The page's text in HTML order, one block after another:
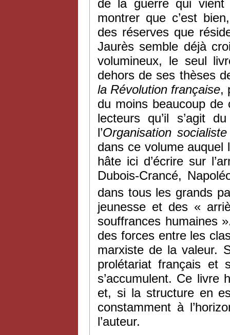
de la guerre qui
montrer que c’est
des réserves que
Jaurès semble déjà
volumineux, le seul
dehors de ses thèses
la Révolution française,
du moins beaucoup
lecteurs qu’il s’agit
l’Organisation
dans ce volume auquel
hâte ici d’écrire sur
Dubois-Crancé,
dans tous les grands
jeunesse et des «
souffrances humaines
des forces entre les
marxiste de la valeur.
prolétariat français et
s’accumulent. Ce livre
et, si la structure en
constamment à
l’auteur.